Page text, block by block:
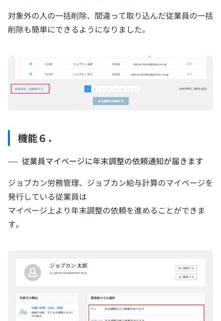
対象外の人の一括削除、間違って取り込んだ従業員の一括
削除も簡単にできるようになりました。
機能６．
従業員マイページに年末調整の依頼通知が届きます
ジョブカン労務管理、ジョブカン給与計算のマイページを
発行している従業員は
マイページ上より年末調整の依頼を進めることができま
す。